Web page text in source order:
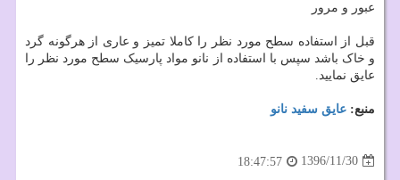
عبور و مرور
قبل از استفاده سطح مورد نظر را کاملا تمیز و عاری از هرگونه گرد
و خاک باشد سپس با استفاده از نانو مواد پارسیک سطح مورد نظر را
عایق نمایید.
منبع: عایق سفید نانو
1396/11/30
18:47:57